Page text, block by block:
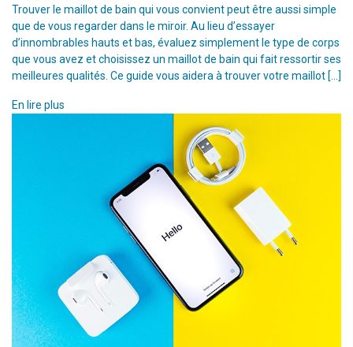
Trouver le maillot de bain qui vous convient peut être aussi simple
que de vous regarder dans le miroir. Au lieu d’essayer
d’innombrables hauts et bas, évaluez simplement le type de corps
que vous avez et choisissez un maillot de bain qui fait ressortir ses
meilleures qualités. Ce guide vous aidera à trouver votre maillot […]
En lire plus